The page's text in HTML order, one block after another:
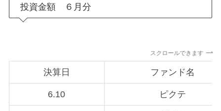
投資金額 ６月分
スクロールできます
決算日 ファンド名
6.10 ピクテ